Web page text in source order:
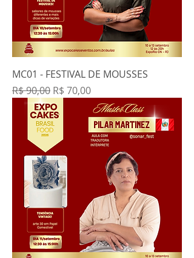
MC01 - FESTIVAL DE MOUSSES
Preço normal
R$ 90,00 Preço promocional
R$ 70,00